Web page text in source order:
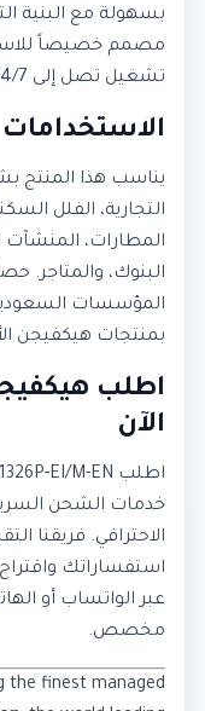
بسهولة مع البنية
مصمم خصيصاً
تشغيل تصل إلى 24/7.
الاستخدامات
يناسب هذا المنتج
التجارية، الفلل
المطارات، المنشآت
البنوك، والمتاجر.
المؤسسات
بمنتجات هيكفيجن
الآن
خدمات الشحن
الاحترافي. فريقنا
استفساراتك
عبر الواتساب أو
مخصص.
the finest managed